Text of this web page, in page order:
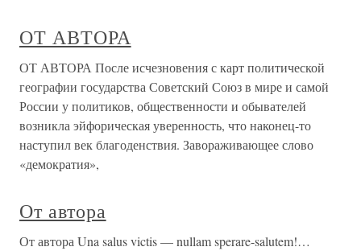
ОТ АВТОРА
ОТ АВТОРА После исчезновения с карт политической
географии государст­ва Советский Союз в мире и самой
России у политиков, общест­венности и обывателей
возникла эйфорическая уверенность, что наконец-то
наступил век благоденствия. Завораживающее слово
«демократия»,
От автора
От автора Una salus victis — nullam sperare-salutem!…